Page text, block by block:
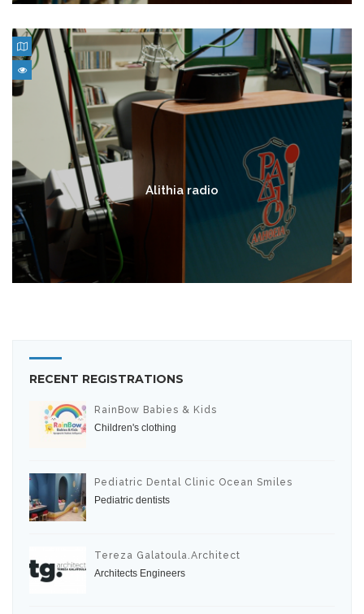
Alithia radio
RECENT REGISTRATIONS
RainBow Babies & Kids
Children's clothing
Pediatric Dental Clinic Ocean Smiles
Pediatric dentists
Tereza Galatoula.Architect
Architects Engineers